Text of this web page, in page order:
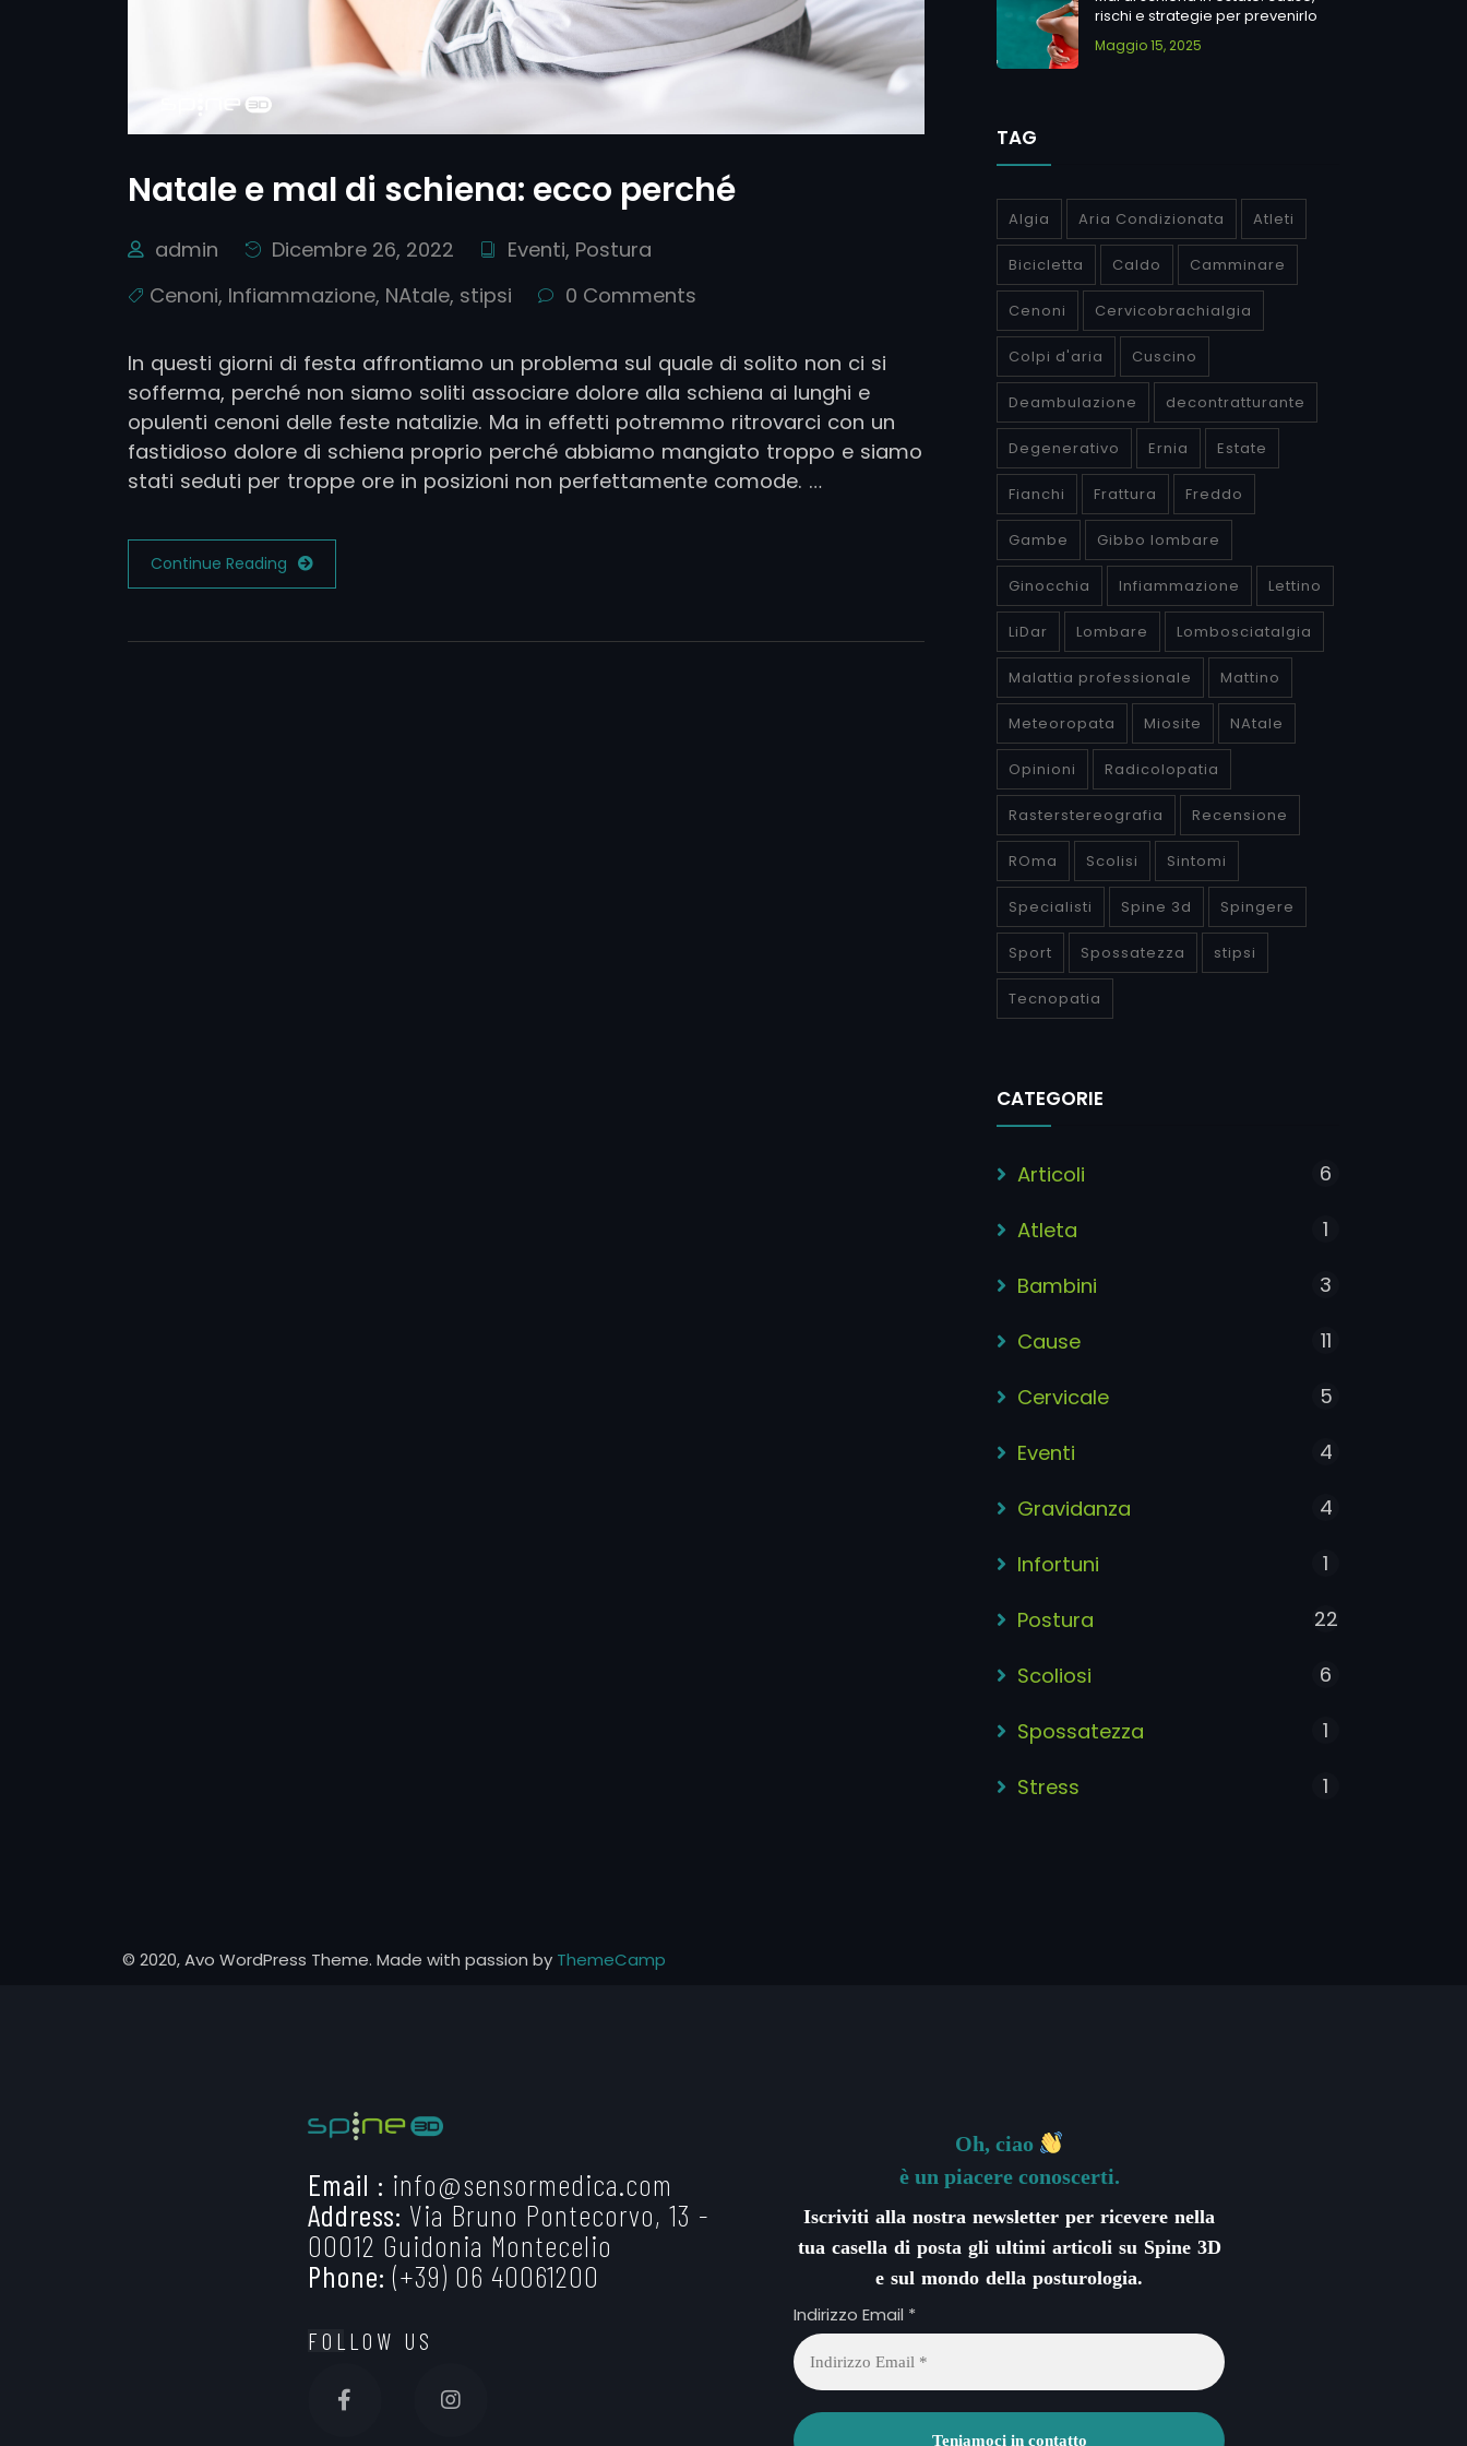
Natale e mal di schiena: ecco perché
admin Dicembre 26, 2022 Eventi, Postura
Cenoni, Infiammazione, NAtale, stipsi 0 Comments
In questi giorni di festa affrontiamo un problema sul quale di solito non ci si
sofferma, perché non siamo soliti associare dolore alla schiena ai lunghi e
opulenti cenoni delle feste natalizie. Ma in effetti potremmo ritrovarci con un
fastidioso dolore di schiena proprio perché abbiamo mangiato troppo e siamo
stati seduti per troppe ore in posizioni non perfettamente comode. …
Continue Reading
rischi e strategie per prevenirlo
Maggio 15, 2025
TAG
Algia Aria Condizionata Atleti
Bicicletta Caldo Camminare
Cenoni Cervicobrachialgia
Colpi d'aria Cuscino
Deambulazione decontratturante
Degenerativo Ernia Estate
Fianchi Frattura Freddo
Gambe Gibbo lombare
Ginocchia Infiammazione Lettino
LiDar Lombare Lombosciatalgia
Malattia professionale Mattino
Meteoropata Miosite NAtale
Opinioni Radicolopatia
Rasterstereografia Recensione
ROma Scolisi Sintomi
Specialisti Spine 3d Spingere
Sport Spossatezza stipsi
Tecnopatia
CATEGORIE
Articoli 6
Atleta 1
Bambini 3
Cause 11
Cervicale 5
Eventi 4
Gravidanza 4
Infortuni 1
Postura 22
Scoliosi 6
Spossatezza 1
Stress 1
© 2020, Avo WordPress Theme. Made with passion by ThemeCamp
Email : info@sensormedica.com
Address: Via Bruno Pontecorvo, 13 -
00012 Guidonia Montecelio
Phone: (+39) 06 40061200
FOLLOW US
Oh, ciao
è un piacere conoscerti.
Iscriviti alla nostra newsletter per ricevere nella
tua casella di posta gli ultimi articoli su Spine 3D
e sul mondo della posturologia.
Indirizzo Email *